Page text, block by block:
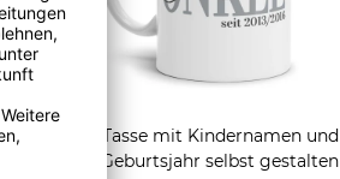
Tasse mit Kindernamen und
Geburtsjahr selbst gestalten